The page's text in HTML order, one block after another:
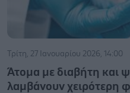
Τρίτη, 27 Ιανουαρίου 2026, 14:00
Άτομα με διαβήτη και
λαμβάνουν χειρότερη